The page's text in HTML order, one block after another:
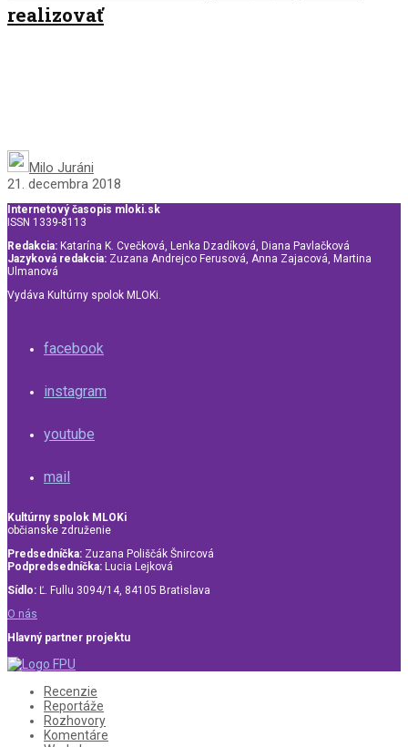
realizovať
Milo Juráni
21. decembra 2018
Internetový časopis mloki.sk
ISSN 1339-8113
Redakcia: Katarína K. Cvečková, Lenka Dzadíková, Diana Pavlačková
Jazyková redakcia: Zuzana Andrejco Ferusová, Anna Zajacová, Martina
Ulmanová
Vydáva Kultúrny spolok MLOKi.
facebook
instagram
youtube
mail
Kultúrny spolok MLOKi
občianske združenie
Predsedníčka: Zuzana Poliščák Šnircová
Podpredsedníčka: Lucia Lejková
Sídlo: Ľ. Fullu 3094/14, 84105 Bratislava
O nás
Hlavný partner projektu
Recenzie
Reportáže
Rozhovory
Komentáre